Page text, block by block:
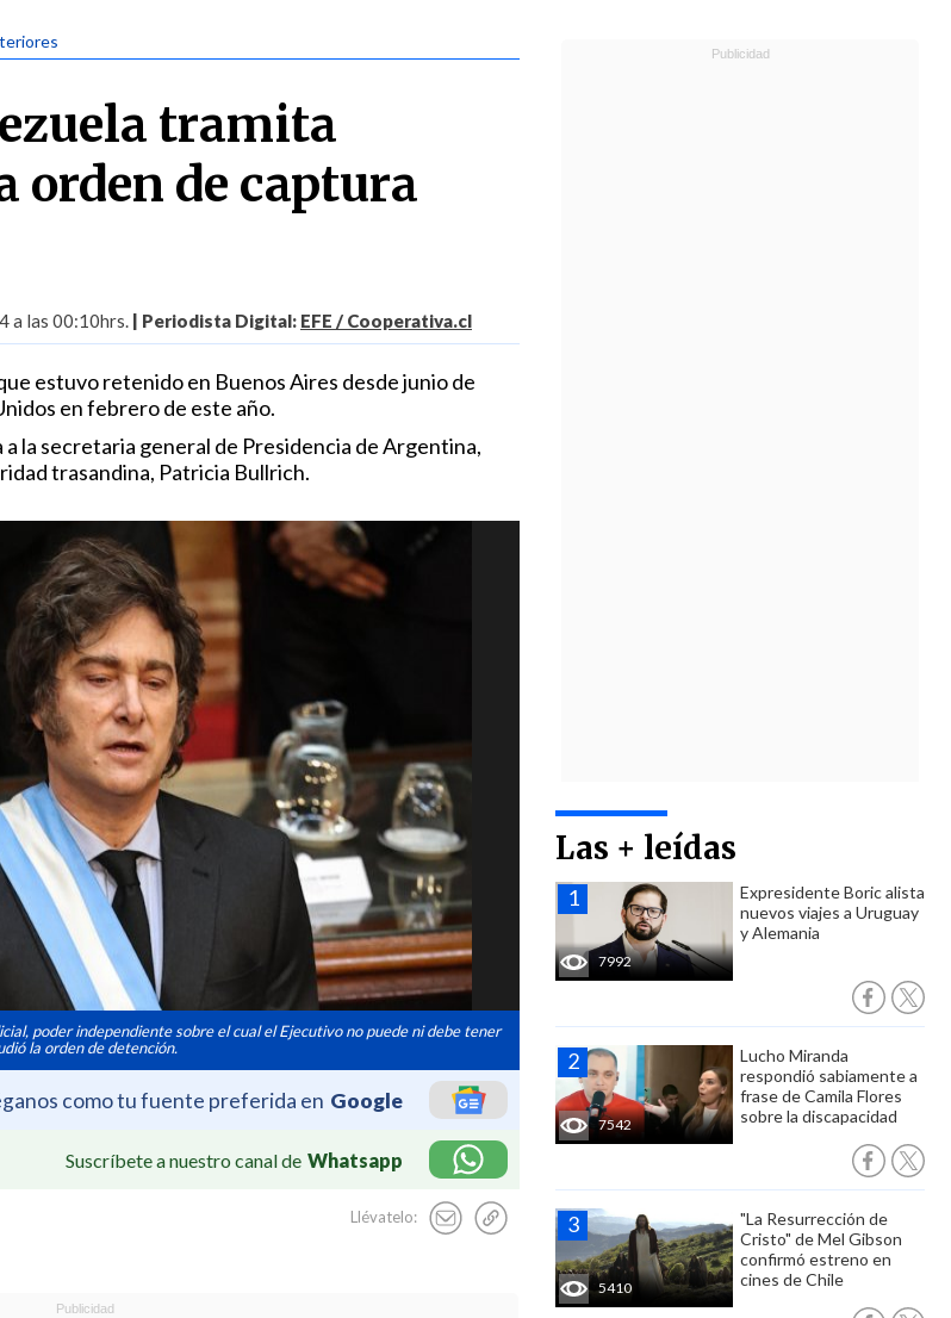
tramita
orden de captura
a las 00:10hrs. | Periodista Digital: EFE / Cooperativa.cl
estuvo retenido en Buenos Aires desde junio de
en febrero de este año.
la secretaria general de Presidencia de Argentina,
trasandina, Patricia Bullrich.
poder independiente sobre el cual el Ejecutivo no puede ni debe tener
la orden de detención.
como tu fuente preferida en Google
Suscríbete a nuestro canal de Whatsapp
Llévatelo:
Las + leídas
7992
Expresidente Boric alista
nuevos viajes a Uruguay
y Alemania
7542
Lucho Miranda
respondió sabiamente a
frase de Camila Flores
sobre la discapacidad
5410
"La Resurrección de
Cristo" de Mel Gibson
confirmó estreno en
cines de Chile